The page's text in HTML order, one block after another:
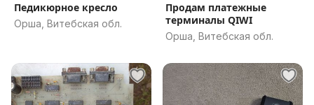
Педикюрное кресло
Орша, Витебская обл.
Продам платежные
терминалы QIWI
Орша, Витебская обл.